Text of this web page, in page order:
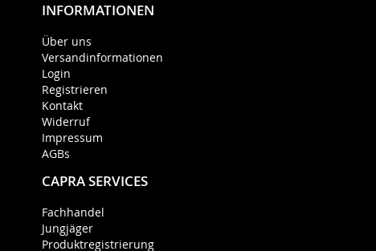
INFORMATIONEN
Über uns
Versandinformationen
Login
Registrieren
Kontakt
Widerruf
Impressum
AGBs
CAPRA SERVICES
Fachhandel
Jungjäger
Produktregistrierung